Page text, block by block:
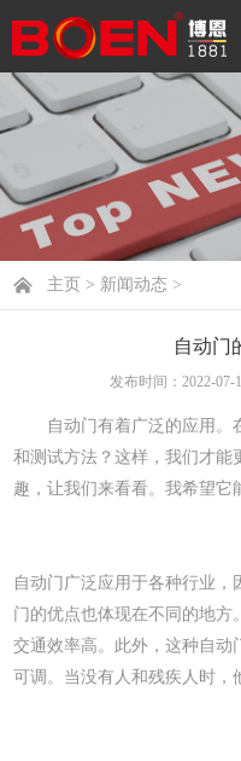
主页 > 新闻动态 >
自动门
发布时间：2022-07-
自动门有着广泛的应用。
和测试方法？这样，我们才能
趣，让我们来看看。我希望它
自动门广泛应用于各种行业
门的优点也体现在不同的地方
交通效率高。此外，这种自动
可调。当没有人和残疾人时，